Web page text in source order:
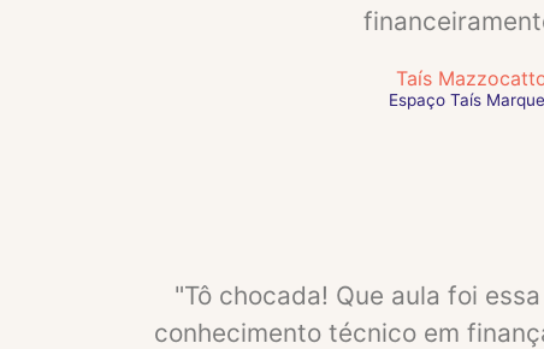
Taís
Espaço Taís
"Tô chocada! Que aula foi
conhecimento técnico em